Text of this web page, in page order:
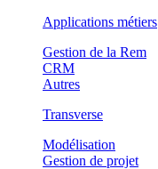
Applications métiers
Gestion de la Rem
CRM
Autres
Transverse
Modélisation
Gestion de projet